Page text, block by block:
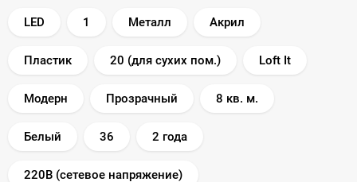
LED 1 Металл Акрил
Пластик 20 (для сухих пом.) Loft It
Модерн Прозрачный 8 кв. м.
Белый 36 2 года
220В (сетевое напряжение)